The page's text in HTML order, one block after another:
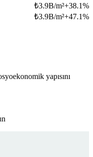
₺3.9B/m²+38.1%
₺3.9B/m²+47.1%
yapısını